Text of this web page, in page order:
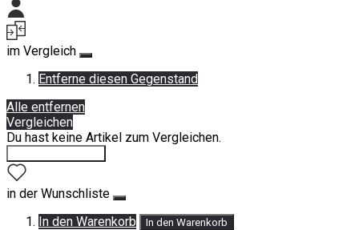
im Vergleich
Entferne diesen Gegenstand
Alle entfernen
Vergleichen
Du hast keine Artikel zum Vergleichen.
in der Wunschliste
In den Warenkorb
In den Warenkorb